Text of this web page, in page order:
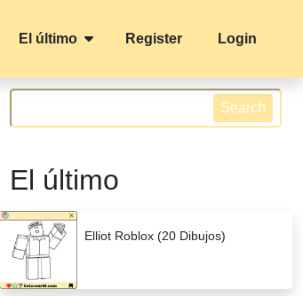
El último Register Login
Search
El último
Elliot Roblox (20 Dibujos)